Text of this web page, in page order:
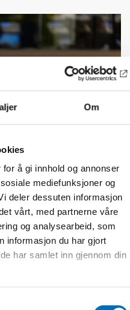
Om
å gi innhold og annonser
mediefunksjoner og
deler dessuten informasjon
vårt, med partnerne våre
og analysearbeid, som
informasjon du har gjort
har samlet inn gjennom din
privilege; it is a